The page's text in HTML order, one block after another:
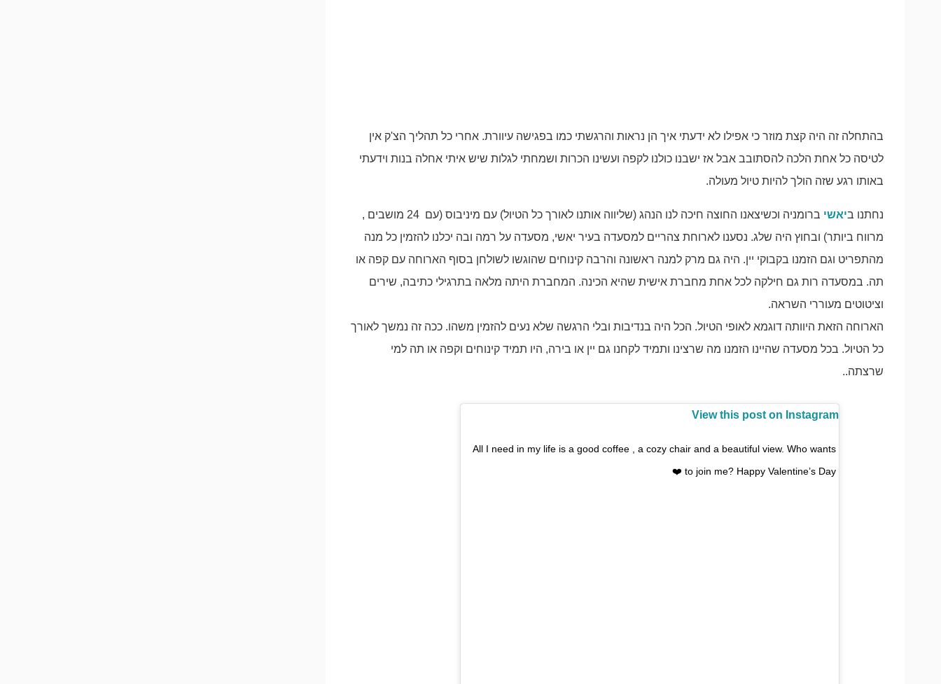
בהתחלה זה היה קצת מוזר כי אפילו לא ידעתי איך הן נראות והרגשתי כמו בפגישה עיוורת. אחרי כל תהליך הצ'ק אין
לטיסה כל אחת הלכה להסתובב אבל אז ישבנו כולנו לקפה ועשינו הכרות ושמחתי לגלות שיש איתי אחלה בנות וידעתי
באותו רגע שזה הולך להיות טיול מעולה.
נחתנו ביאשי
ברומניה וכשיצאנו החוצה חיכה לנו הנהג (שליווה אותנו לאורך כל הטיול) עם מיניבוס (עם 24 מושבים ,
מרווח ביותר) ובחוץ היה שלג. נסענו לארוחת צהריים למסעדה בעיר יאשי, מסעדה על רמה ובה יכלנו להזמין כל מנה
מהתפריט וגם הזמנו בקבוקי יין. היה גם מרק למנה ראשונה והרבה קינוחים שהוגשו לשולחן בסוף הארוחה עם קפה או
תה. במסעדה רות גם חילקה לכל אחת מחברת אישית שהיא הכינה. המחברת היתה מלאה בתרגילי כתיבה, שירים
וציטוטים מעוררי השראה.
הארוחה הזאת היוותה דוגמא לאופי הטיול. הכל היה בנדיבות ובלי הרגשה שלא נעים להזמין משהו. ככה זה נמשך לאורך
כל הטיול. בכל מסעדה שהיינו הזמנו מה שרצינו ותמיד לקחנו גם יין או בירה, היו תמיד קינוחים וקפה או תה למי
שרצתה..
View this post on Instagram
All I need in my life is a good coffee , a cozy chair and a beautiful view. Who wants
to join me? Happy Valentine’s Day ❤️